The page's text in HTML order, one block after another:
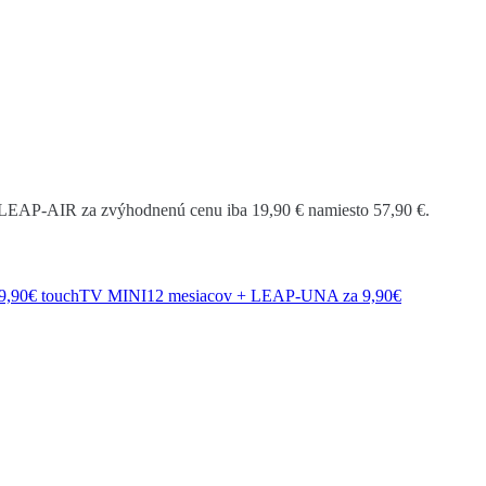
AIR za zvýhodnenú cenu iba 19,90 € namiesto 57,90 €.
touchTV MINI12 mesiacov + LEAP-UNA za 9,90€